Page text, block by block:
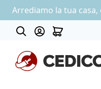
Arrediamo la tua casa,